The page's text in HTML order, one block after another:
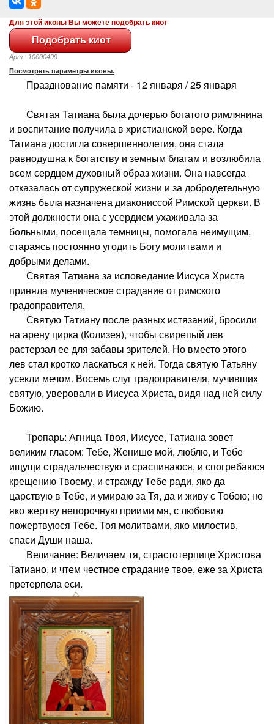
Для этой иконы Вы можете подобрать киот
Арт.: 10000499
Посмотреть параметры иконы.
Празднование памяти - 12 января / 25 января
Святая Татиана была дочерью богатого римлянина
и воспитание получила в христианской вере. Когда
Татиана достигла совершеннолетия, она стала
равнодушна к богатству и земным благам и возлюбила
всем сердцем духовный образ жизни. Она навсегда
отказалась от супружеской жизни и за добродетельную
жизнь была назначена диакониссой Римской церкви. В
этой должности она с усердием ухаживала за
больными, посещала темницы, помогала неимущим,
стараясь постоянно угодить Богу молитвами и
добрыми делами.
Святая Татиана за исповедание Иисуса Христа
приняла мученическое страдание от римского
градоправителя.
Святую Татиану после разных истязаний, бросили
на арену цирка (Колизея), чтобы свирепый лев
растерзал ее для забавы зрителей. Но вместо этого
лев стал кротко ласкаться к ней. Тогда святую Татьяну
усекли мечом. Восемь слуг градоправителя, мучивших
святую, уверовали в Иисуса Христа, видя над ней силу
Божию.
Тропарь: Агница Твоя, Иисусе, Татиана зовет
великим гласом: Тебе, Женише мой, люблю, и Тебе
ищущи страдальчествую и сраспинаюся, и спогребаюся
крещению Твоему, и стражду Тебе ради, яко да
царствую в Тебе, и умираю за Тя, да и живу с Тобою; но
яко жертву непорочную приими мя, с любовию
пожертвуюся Тебе. Тоя молитвами, яко милостив,
спаси Души наша.
Величание: Величаем тя, страстотерпице Христова
Татиано, и чтем честное страдание твое, еже за Христа
претерпела еси.